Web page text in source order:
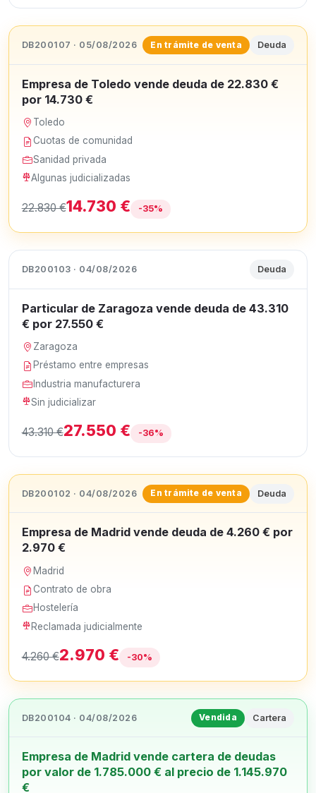
DB200107 · 05/08/2026 En trámite de venta Deuda
Empresa de Toledo vende deuda de 22.830 €
por 14.730 €
Toledo
Cuotas de comunidad
Sanidad privada
Algunas judicializadas
22.830 €14.730 € -35%
DB200103 · 04/08/2026 Deuda
Particular de Zaragoza vende deuda de 43.310
€ por 27.550 €
Zaragoza
Préstamo entre empresas
Industria manufacturera
Sin judicializar
43.310 €27.550 € -36%
DB200102 · 04/08/2026 En trámite de venta Deuda
Empresa de Madrid vende deuda de 4.260 € por
2.970 €
Madrid
Contrato de obra
Hostelería
Reclamada judicialmente
4.260 €2.970 € -30%
DB200104 · 04/08/2026 Vendida Cartera
Empresa de Madrid vende cartera de deudas
por valor de 1.785.000 € al precio de 1.145.970
€